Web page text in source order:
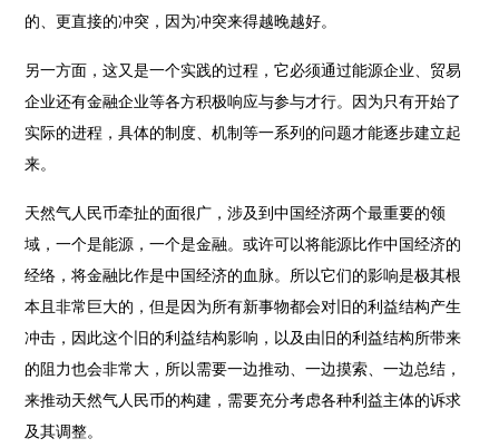
的、更直接的冲突，因为冲突来得越晚越好。
另一方面，这又是一个实践的过程，它必须通过能源企业、贸易
企业还有金融企业等各方积极响应与参与才行。因为只有开始了
实际的进程，具体的制度、机制等一系列的问题才能逐步建立起
来。
天然气人民币牵扯的面很广，涉及到中国经济两个最重要的领
域，一个是能源，一个是金融。或许可以将能源比作中国经济的
经络，将金融比作是中国经济的血脉。所以它们的影响是极其根
本且非常巨大的，但是因为所有新事物都会对旧的利益结构产生
冲击，因此这个旧的利益结构影响，以及由旧的利益结构所带来
的阻力也会非常大，所以需要一边推动、一边摸索、一边总结，
来推动天然气人民币的构建，需要充分考虑各种利益主体的诉求
及其调整。